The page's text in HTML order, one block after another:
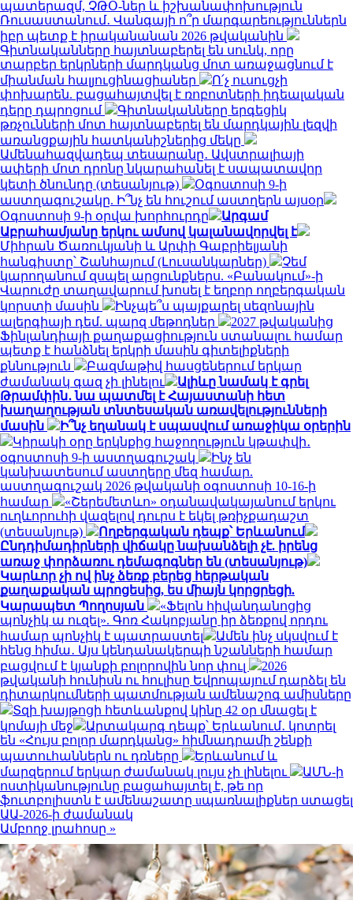
պատերազմ, ՉԹՕ-ներ և իշխանափոխություն
Ռուսաստանում․ Վանգայի ո՞ր մարգարեություններն
իբր պետք է իրականանան 2026 թվականին
Գիտնականները հայտնաբերել են սունկ, որը
տարբեր երկրների մարդկանց մոտ առաջացնում է
միանման հալյուցինացիաներ
Ո՛չ ուսուցչի
փոխարեն. բացահայտվել է ռոբոտների իդեալական
դերը դպրոցում
Գիտնականները երգեցիկ
թռչունների մոտ հայտնաբերել են մարդկային լեզվի
առանցքային հատկանիշներից մեկը
Ամենահազվադեպ տեսարանը․ Ավստրալիայի
ափերի մոտ դրոնը նկարահանել է սապատավոր
կետի ծնունդը (տեսանյութ)
Օգոստոսի 9-ի
աստղագուշակը. Ի՞նչ են հուշում աստղերն այսօր
Օգոստոսի 9-ի օրվա խորհուրդը
Արգամ
Աբրահամյանը երկու ամսով կալանավորվել է
Միհրան Ծառուկյանի և Արփի Գաբրիելյանի
հանգիստը՝ Շանհայում (Լուսանկարներ)
Չեմ
կարողանում զսպել արցունքներս. «Բանակում»-ի
Վարուժը տաղավարում խոսել է եղբոր ողբերգական
կորստի մասին
Ինչպե՞ս պայքարել սեզոնային
ալերգիայի դեմ. պարզ մեթոդներ
2027 թվականից
Ֆինլանդիայի քաղաքացիություն ստանալու համար
պետք է հանձնել երկրի մասին գիտելիքների
քննություն
Բազմաթիվ հասցեներում երկար
ժամանակ գազ չի լինելու
Ալիևը նամակ է գրել
Թրամփին․ նա պատմել է Հայաստանի հետ
խաղաղության տնտեսական առավելությունների
մասին
Ի՞նչ եղանակ է սպասվում առաջիկա օրերին
Կիրակի օրը երկնքից հաջողություն կթափվի․
օգոստոսի 9-ի աստղագուշակ
Ինչ են
կանխատեսում աստղերը մեզ համար.
աստղագուշակ 2026 թվականի օգոստոսի 10-16-ի
համար
«Շերեմետևո» օդանավակայանում երկու
ուղևորուհի վազելով դուրս է եկել թռիչքադաշտ
(տեսանյութ)
Ողբերգական դեպք՝ Երևանում
Ընդդիմադիրների վիճակը նախանձելի չէ. իրենց
առաջ փորձառու դեմագոգներ են (տեսանյութ)
Կարևոր չի ով ինչ ձեռք բերեց հերթական
քաղաքական պրոցեսից, ես միայն կորցրեցի.
Կարապետ Պողոսյան
«Ֆելոն հիվանդանոցից
պոնչիկ ա ուզել». Գոռ Հակոբյանը իր ձեռքով որդու
համար պոնչիկ է պատրաստել
Ամեն ինչ սկսվում է
հենց հիմա․ Այս կենդանակերպի նշանների համար
բացվում է կյանքի բոլորովին նոր փուլ
2026
թվականի հունիսն ու հուլիսը Եվրոպայում դարձել են
դիտարկումների պատմության ամենաշոգ ամիսները
Տզի խայթոցի հետևանքով կինը 42 օր մնացել է
կոմայի մեջ
Արտակարգ դեպք՝ Երևանում․ կոտրել
են «Հույս բոլոր մարդկանց» հիմնադրամի շենքի
պատուհաններն ու դռները
Երևանում և
մարզերում երկար ժամանակ լույս չի լինելու
ԱՄՆ-ի
ոստիկանությունը բացահայտել է, թե որ
ֆուտբոլիստն է ամենաշատը uպառնալիքներ ստացել
ԱԱ-2026-ի ժամանակ
Ամբողջ լրահոսը »